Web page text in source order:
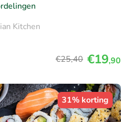
Kitchen
€25,40 €19,90
31% korting